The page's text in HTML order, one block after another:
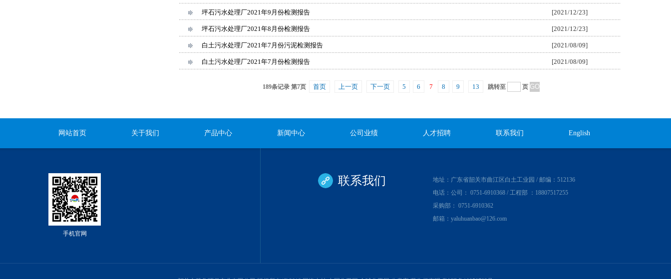
坪石污水处理厂2021年9月份检测报告 [2021/12/23]
坪石污水处理厂2021年8月份检测报告 [2021/12/23]
白土污水处理厂2021年7月份污泥检测报告 [2021/08/09]
白土污水处理厂2021年7月份检测报告 [2021/08/09]
189条记录 第7页 首页 上一页 下一页 5 6 7 8 9 13 跳转至 页
网站首页 关于我们 产品中心 新闻中心 公司业绩 人才招聘 联系我们 English
手机官网
联系我们
地址：广东省韶关市曲江区白土工业园 / 邮编：512136
电话：公司： 0751-6910368 / 工程部 ：18807517255
采购部： 0751-6910362
邮箱： yaluhuanbao@126.com